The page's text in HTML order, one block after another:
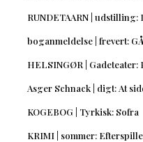
RUNDETAARN |
boganmeldelse | frevert:
HELSINGØR | Gadeteater:
Asger Schnack | digt: At
KOGEBOG | Tyrkisk: Sofra
KRIMI | sommer: